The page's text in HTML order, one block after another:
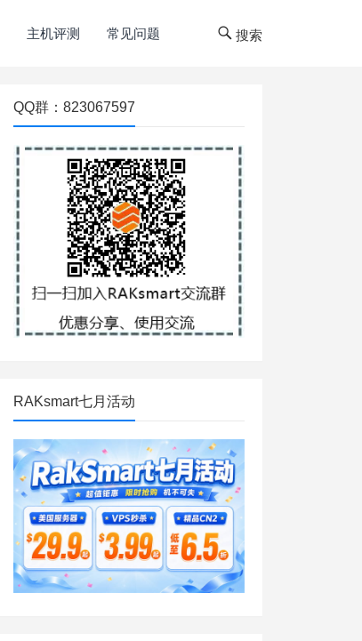
主机评测 常见问题 搜索
QQ群：823067597
RAKsmart七月活动